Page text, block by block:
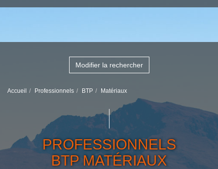
Modifier la rechercher
Accueil Professionnels BTP Matériaux
PROFESSIONNELS
BTP MATÉRIAUX